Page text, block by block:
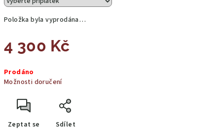
Položka byla vyprodána…
4 300 Kč
cena:
Prodáno
Možnosti doručení
Zeptat se Sdílet